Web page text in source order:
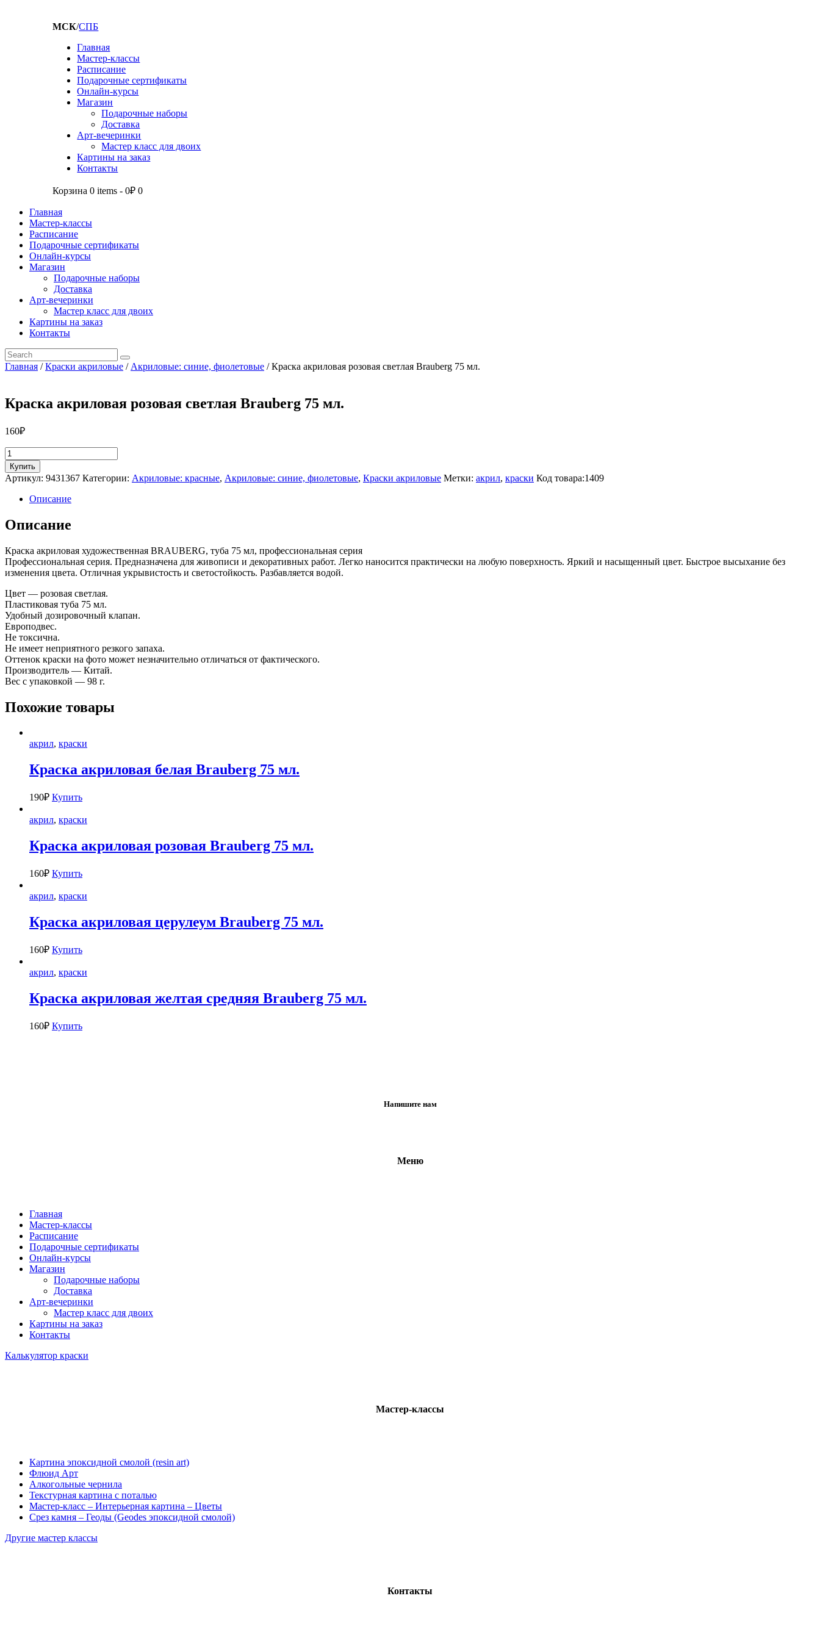
МСК/СПБ
Главная
Мастер-классы
Расписание
Подарочные сертификаты
Онлайн-курсы
Магазин
Подарочные наборы
Доставка
Арт-вечеринки
Мастер класс для двоих
Картины на заказ
Контакты
Корзина 0 items -0₽ 0
Главная
Мастер-классы
Расписание
Подарочные сертификаты
Онлайн-курсы
Магазин
Подарочные наборы
Доставка
Арт-вечеринки
Мастер класс для двоих
Картины на заказ
Контакты
Главная /Краски акриловые / Акриловые: синие, фиолетовые / Краска акриловая розовая светлая Brauberg 75 мл.
Краска акриловая розовая светлая Brauberg 75 мл.
160₽
Количество
товара
Краска
акриловая
розовая
светлая
Brauberg
75
Купить
Артикул: 9431367 Категории: Акриловые: красные, Акриловые: синие, фиолетовые, Краски акриловые Метки: акрил, краски Код товара:1409
Описание
Описание
Краска акриловая художественная BRAUBERG, туба 75 мл, профессиональная серия
Профессиональная серия. Предназначена для живописи и декоративных работ. Легко наносится практически на любую поверхность. Яркий и насыщенный цвет. Быстрое высыхание без
изменения цвета. Отличная укрывистость и светостойкость. Разбавляется водой.
Цвет — розовая светлая.
Пластиковая туба 75 мл.
Удобный дозировочный клапан.
Европодвес.
Не токсична.
Не имеет неприятного резкого запаха.
Оттенок краски на фото может незначительно отличаться от фактического.
Производитель — Китай.
Вес с упаковкой — 98 г.
Похожие товары
акрил, краски
Краска акриловая белая Brauberg 75 мл.
190₽ Купить
акрил, краски
Краска акриловая розовая Brauberg 75 мл.
160₽ Купить
акрил, краски
Краска акриловая церулеум Brauberg 75 мл.
160₽ Купить
акрил, краски
Краска акриловая желтая средняя Brauberg 75 мл.
160₽ Купить
Напишите нам
Меню
Главная
Мастер-классы
Расписание
Подарочные сертификаты
Онлайн-курсы
Магазин
Подарочные наборы
Доставка
Арт-вечеринки
Мастер класс для двоих
Картины на заказ
Контакты
Калькулятор краски
Мастер-классы
Картина эпоксидной смолой (resin art)
Флюид Арт
Алкогольные чернила
Текстурная картина с поталью
Мастер-класс – Интерьерная картина – Цветы
Срез камня – Геоды (Geodes эпоксидной смолой)
Другие мастер классы
Контакты